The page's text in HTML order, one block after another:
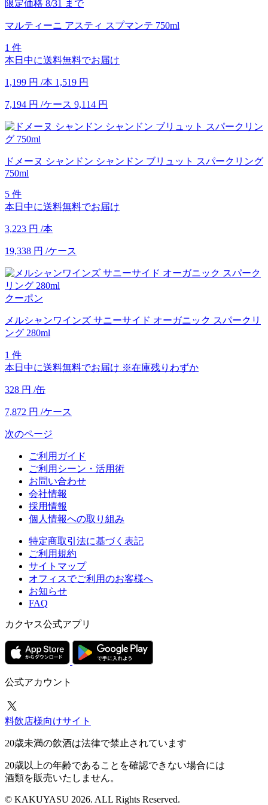
限定価格 8/31 まで
マルティーニ アスティ スプマンテ 750ml
1 件
本日中に送料無料でお届け
1,199 円 /本 1,519 円
7,194 円 /ケース 9,114 円
ドメーヌ シャンドン シャンドン ブリュット スパークリング
750ml
5 件
本日中に送料無料でお届け
3,223 円 /本
19,338 円 /ケース
クーポン
メルシャンワインズ サニーサイド オーガニック スパークリ
ング 280ml
1 件
本日中に送料無料でお届け ※在庫残りわずか
328 円 /缶
7,872 円 /ケース
次のページ
ご利用ガイド
ご利用シーン・活用術
お問い合わせ
会社情報
採用情報
個人情報への取り組み
特定商取引法に基づく表記
ご利用規約
サイトマップ
オフィスでご利用のお客様へ
お知らせ
FAQ
カクヤス公式アプリ
公式アカウント
料飲店様向けサイト
20歳未満の飲酒は法律で禁止されています
20歳以上の年齢であることを確認できない場合には
酒類を販売いたしません。
© KAKUYASU 2026. ALL Rights Reserved.